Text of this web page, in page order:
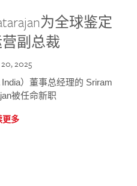
为全球鉴定
副总裁
2025
）董事总经理的 Sriram
被任命新职
更多